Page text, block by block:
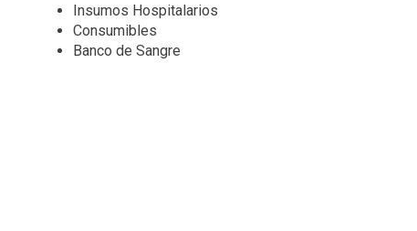
Insumos Hospitalarios
Consumibles
Banco de Sangre